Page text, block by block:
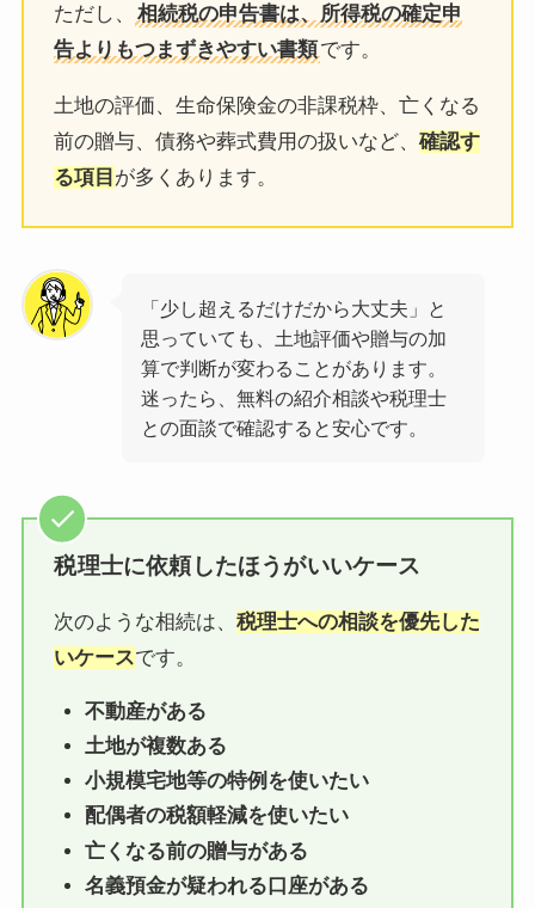
ただし、
相続税の申告書は、所得税の確定申
告よりもつまずきやすい書類です。
土地の評価、生命保険金の非課税枠、亡くなる
前の贈与、債務や葬式費用の扱いなど、確認す
る項目 が多くあります。
「少し超えるだけだから大丈夫」と
思っていても、土地評価や贈与の加
算で判断が変わることがあります。
迷ったら、無料の紹介相談や税理士
との面談で確認すると安心です。
税理士に依頼したほうがいいケース
次のような相続は、税理士への相談を優先した
いケースです。
不動産がある
土地が複数ある
小規模宅地等の特例を使いたい
配偶者の税額軽減を使いたい
亡くなる前の贈与がある
名義預金が疑われる口座がある